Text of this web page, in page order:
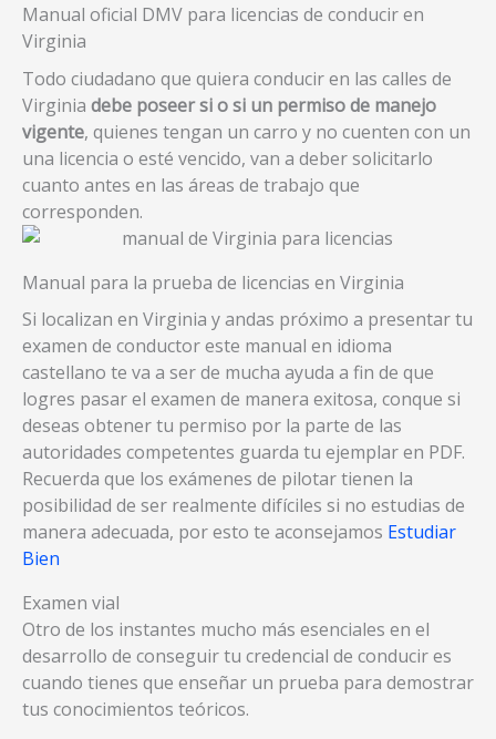
Manual oficial DMV para licencias de conducir en
Virginia
Todo ciudadano que quiera conducir en las calles de
Virginia debe poseer si o si un permiso de manejo
vigente, quienes tengan un carro y no cuenten con un
una licencia o esté vencido, van a deber solicitarlo
cuanto antes en las áreas de trabajo que
corresponden.
Manual para la prueba de licencias en Virginia
Si localizan en Virginia y andas próximo a presentar tu
examen de conductor este manual en idioma
castellano te va a ser de mucha ayuda a fin de que
logres pasar el examen de manera exitosa, conque si
deseas obtener tu permiso por la parte de las
autoridades competentes guarda tu ejemplar en PDF.
Recuerda que los exámenes de pilotar tienen la
posibilidad de ser realmente difíciles si no estudias de
manera adecuada, por esto te aconsejamos Estudiar
Bien
Examen vial
Otro de los instantes mucho más esenciales en el
desarrollo de conseguir tu credencial de conducir es
cuando tienes que enseñar un prueba para demostrar
tus conocimientos teóricos.